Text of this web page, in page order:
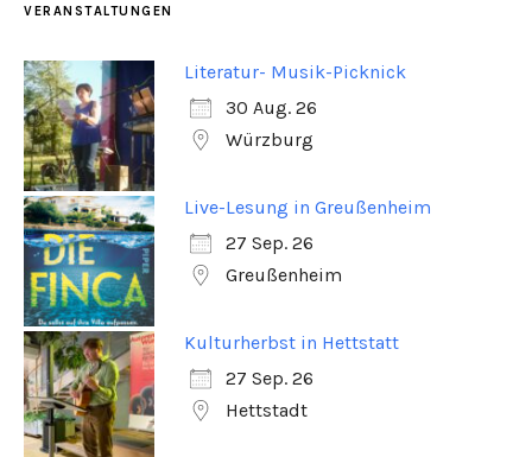
VERANSTALTUNGEN
Literatur- Musik-Picknick
30 Aug. 26
Würzburg
Live-Lesung in Greußenheim
27 Sep. 26
Greußenheim
Kulturherbst in Hettstatt
27 Sep. 26
Hettstadt